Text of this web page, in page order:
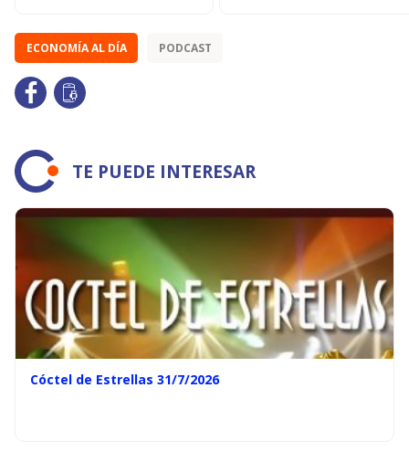
ECONOMÍA AL DÍA PODCAST
TE PUEDE INTERESAR
Cóctel de Estrellas 31/7/2026